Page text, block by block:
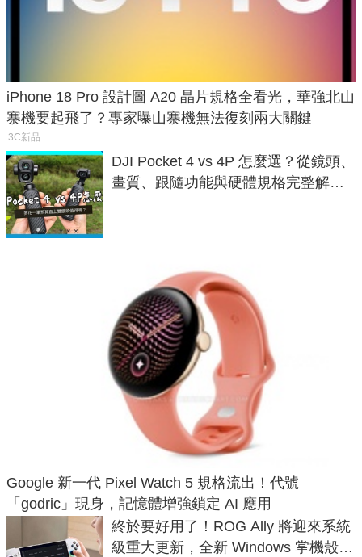
iPhone 18 Pro 設計圖 A20 晶片規格全看光，華強北山
寨機要起飛了？專家曝山寨機無法復刻兩大關鍵
3C新品
DJI Pocket 4 vs 4P 怎麼選？從鏡頭、
畫質、跟隨功能與硬體規格完整解
Google 新一代 Pixel Watch 5 規格流出！代號
「godric」現身，記憶體增強鎖定 AI 應用
終於要好用了！ROG Ally 將迎來系統
級重大更新，全新 Windows 掌機殼模